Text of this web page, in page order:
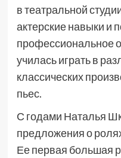
в театральной
актерские навыки и
профессиональное
училась играть в
классических
пьес.
С годами Наталья
предложения о
Ее первая большая